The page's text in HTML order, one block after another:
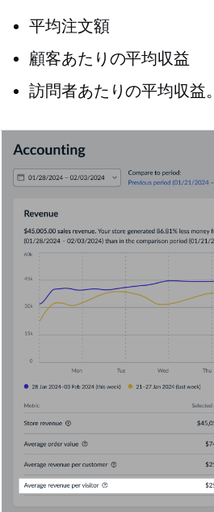
平均注文額
顧客あたりの平均収益
訪問者あたりの平均収益。